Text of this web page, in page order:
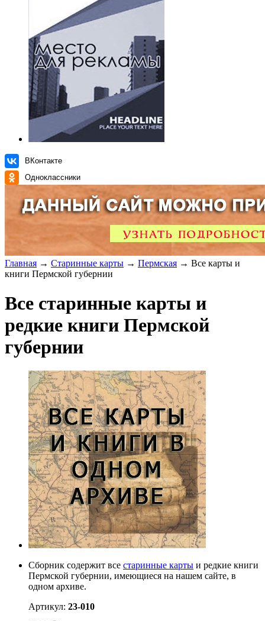
ВКонтакте
Одноклассники
Главная → Старинные карты → Пермская → Все карты и
книги Пермской губернии
Все старинные карты и
редкие книги Пермской
губернии
Сборник содержит все старинные карты и редкие книги
Пермской губернии, имеющиеся на нашем сайте, в
одном архиве.
Артикул: 23-010